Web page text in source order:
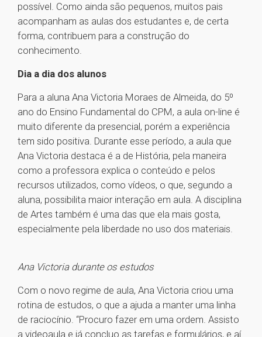
possível. Como ainda são pequenos, muitos pais
acompanham as aulas dos estudantes e, de certa
forma, contribuem para a construção do
conhecimento.
Dia a dia dos alunos
Para a aluna Ana Victoria Moraes de Almeida, do 5º
ano do Ensino Fundamental do CPM, a aula on-line é
muito diferente da presencial, porém a experiência
tem sido positiva. Durante esse período, a aula que
Ana Victoria destaca é a de História, pela maneira
como a professora explica o conteúdo e pelos
recursos utilizados, como vídeos, o que, segundo a
aluna, possibilita maior interação em aula. A disciplina
de Artes também é uma das que ela mais gosta,
especialmente pela liberdade no uso dos materiais.
Ana Victoria durante os estudos
Com o novo regime de aula, Ana Victoria criou uma
rotina de estudos, o que a ajuda a manter uma linha
de raciocínio. “Procuro fazer em uma ordem. Assisto
a videoaula e já concluo as tarefas e formulários, e aí